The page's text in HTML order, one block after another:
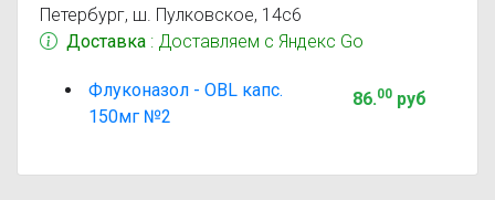
Петербург, ш. Пулковское, 14с6
Доставка : Доставляем с Яндекс Go
Флуконазол - OBL капс.
150мг №2
86.00руб